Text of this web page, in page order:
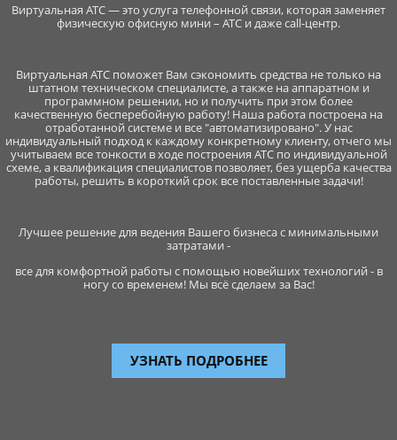
Виртуальная АТС — это услуга телефонной связи, которая заменяет
физическую офисную мини – АТС и даже call-центр.
Виртуальная АТС поможет Вам сэкономить средства не только на
штатном техническом специалисте, а также на аппаратном и
программном решении, но и получить при этом более
качественную бесперебойную работу! Наша работа построена на
отработанной системе и все "автоматизировано". У нас
индивидуальный подход к каждому конкретному клиенту, отчего мы
учитываем все тонкости в ходе построения АТС по индивидуальной
схеме, а квалификация специалистов позволяет, без ущерба качества
работы, решить в короткий срок все поставленные задачи!
Лучшее решение для ведения Вашего бизнеса с минимальными
затратами -
все для комфортной работы с помощью новейших технологий - в
ногу со временем! Мы всё сделаем за Вас!
УЗНАТЬ ПОДРОБНЕЕ